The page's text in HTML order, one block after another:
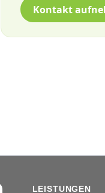
Kontakt
LEISTUNGEN